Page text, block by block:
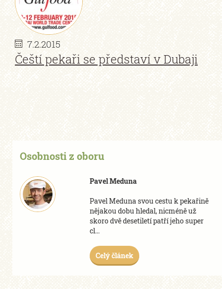
7.2.2015
Čeští pekaři se představí v Dubaji
Osobnosti z oboru
Pavel Meduna
Pavel Meduna svou cestu k pekařině
nějakou dobu hledal, nicméně už
skoro dvě desetiletí patří jehosuper
cl...
Celý článek